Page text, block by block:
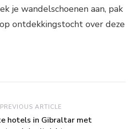
je wandelschoenen aan, pak
ontdekkingstocht over deze
PREVIOUS ARTICLE
hotels in Gibraltar met